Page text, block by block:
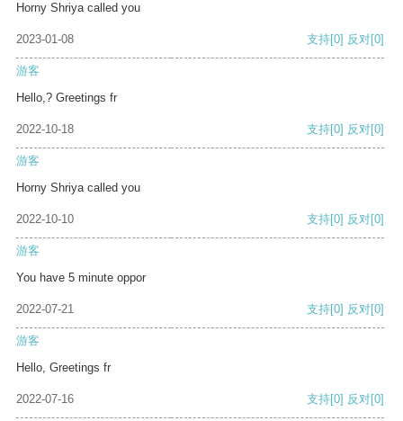
Horny Shriya called you
2023-01-08 支持[0] 反对[0]
游客
Hello,? Greetings fr
2022-10-18 支持[0] 反对[0]
游客
Horny Shriya called you
2022-10-10 支持[0] 反对[0]
游客
You have 5 minute oppor
2022-07-21 支持[0] 反对[0]
游客
Hello, Greetings fr
2022-07-16 支持[0] 反对[0]